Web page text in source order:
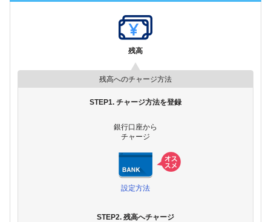
残高
残高へのチャージ方法
STEP1. チャージ方法を登録
銀行口座から
チャージ
設定方法
STEP2. 残高へチャージ